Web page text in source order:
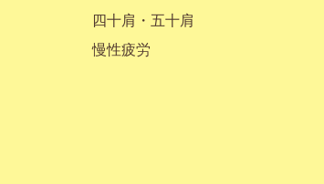
四十肩・五十肩
慢性疲労